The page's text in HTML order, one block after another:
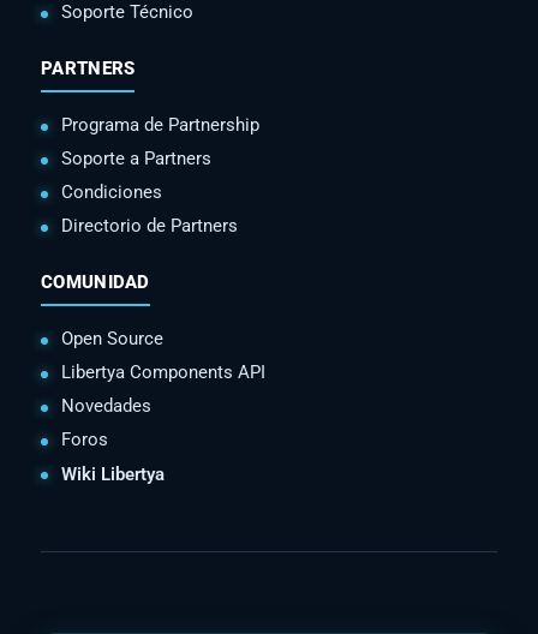
Soporte Técnico
PARTNERS
Programa de Partnership
Soporte a Partners
Condiciones
Directorio de Partners
COMUNIDAD
Open Source
Libertya Components API
Novedades
Foros
Wiki Libertya